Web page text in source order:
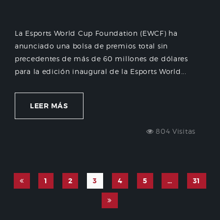
La Esports World Cup Foundation (EWCF) ha
anunciado una bolsa de premios total sin
precedentes de más de 60 millones de dólares
para la edición inaugural de la Esports World...
LEER MÁS
804 Visitas
1 2 3 4 5 … 31